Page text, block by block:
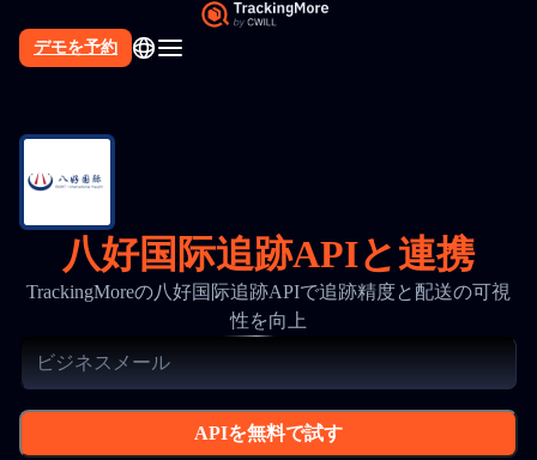
デモを予約
八好国际追跡APIと連携
TrackingMoreの八好国际追跡APIで追跡精度と配送の可視
性を向上
APIを無料で試す